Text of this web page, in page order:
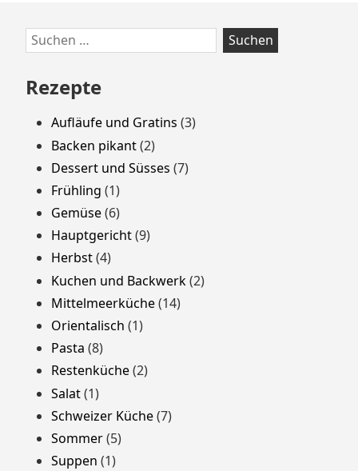
Zum
Footer
springen
Suchen
nach:
Rezepte
Aufläufe und Gratins (3)
Backen pikant(2)
Dessert und Süsses (7)
Frühling (1)
Gemüse(6)
Hauptgericht(9)
Herbst(4)
Kuchen und Backwerk(2)
Mittelmeerküche(14)
Orientalisch (1)
Pasta (8)
Restenküche(2)
Salat(1)
Schweizer Küche(7)
Sommer(5)
Suppen (1)